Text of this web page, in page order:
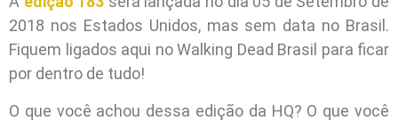
2018 nos Estados Unidos, mas sem data no Brasil.
Fiquem ligados aqui no Walking Dead Brasil para ficar
por dentro de tudo!
O que você achou dessa edição da HQ? O que você